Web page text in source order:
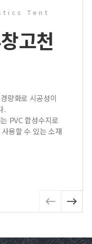
Tent
고천
량화로 시공성이
.
PVC 합성수지로
용할 수 있는 소재